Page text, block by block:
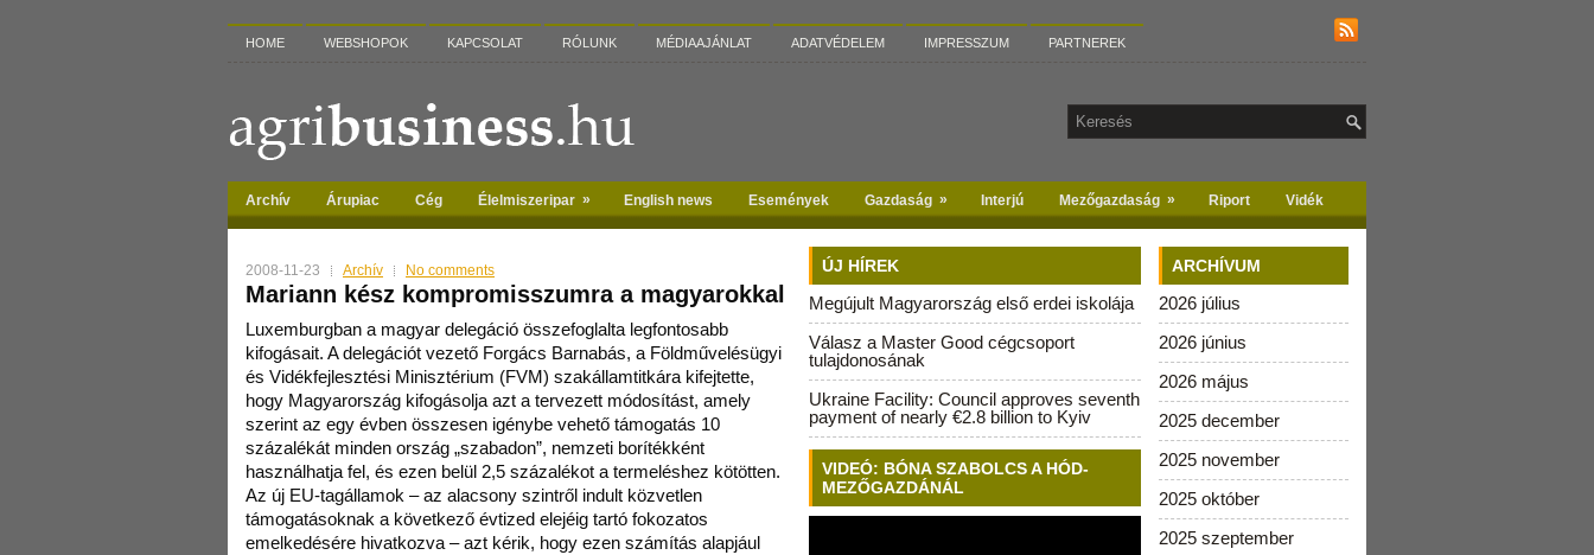
HOME WEBSHOPOK KAPCSOLAT RÓLUNK MÉDIAAJÁNLAT ADATVÉDELEM IMPRESSZUM PARTNEREK
Archív Árupiac Cég Élelmiszeripar » English news Események Gazdaság » Interjú Mezőgazdaság » Riport Vidék
2008-11-23 Archív No comments
Mariann kész kompromisszumra a magyarokkal
Luxemburgban a magyar delegáció összefoglalta legfontosabb
kifogásait. A delegációt vezető Forgács Barnabás, a Földművelésügyi
és Vidékfejlesztési Minisztérium (FVM) szakállamtitkára kifejtette,
hogy Magyarország kifogásolja azt a tervezett módosítást, amely
szerint az egy évben összesen igénybe vehető támogatás 10
százalékát minden ország „szabadon”, nemzeti borítékként
használhatja fel, és ezen belül 2,5 százalékot a termeléshez kötötten.
Az új EU-tagállamok – az alacsony szintről indult közvetlen
támogatásoknak a következő évtized elejéig tartó fokozatos
emelkedésére hivatkozva – azt kérik, hogy ezen számítás alapjául
ÚJ HÍREK
Megújult Magyarország első erdei iskolája
Válasz a Master Good cégcsoport
tulajdonosának
Ukraine Facility: Council approves seventh
payment of nearly €2.8 billion to Kyiv
VIDEÓ: BÓNA SZABOLCS A HÓD-
MEZŐGAZDÁNÁL
ARCHÍVUM
2026 július
2026 június
2026 május
2025 december
2025 november
2025 október
2025 szeptember